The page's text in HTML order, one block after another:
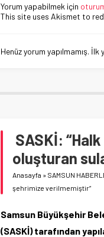
Yorum yapabilmek için
This site uses Akismet to
Henüz yorum yapılmamış.
SASKİ:
oluşturan
Anasayfa » SAMSUN
şehrimize verilmemiştir”
Samsun Büyükşehir
(SASKİ) tarafından